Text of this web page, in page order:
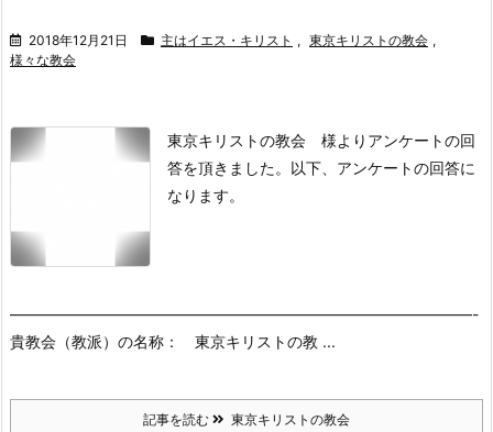
2018年12月21日 主はイエス・キリスト , 東京キリストの教会 ,
様々な教会
東京キリストの教会 様よりアンケートの回
答を頂きました。 以下、アンケートの回答に
なります。
――――――――――――――――――――――――――――――-
貴教会（教派）の名称： 東京キリストの教 ...
記事を読む 東京キリストの教会